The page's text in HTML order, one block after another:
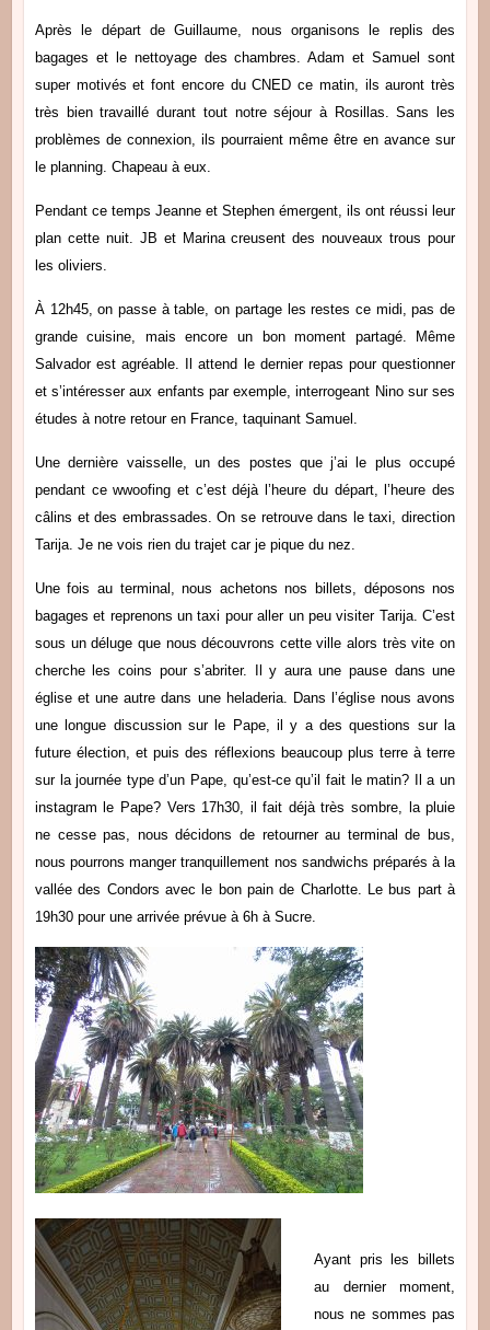
Après le départ de Guillaume, nous organisons le replis des
bagages et le nettoyage des chambres. Adam et Samuel sont
super motivés et font encore du CNED ce matin, ils auront très
très bien travaillé durant tout notre séjour à Rosillas. Sans les
problèmes de connexion, ils pourraient même être en avance sur
le planning. Chapeau à eux.
Pendant ce temps Jeanne et Stephen émergent, ils ont réussi leur
plan cette nuit. JB et Marina creusent des nouveaux trous pour
les oliviers.
À 12h45, on passe à table, on partage les restes ce midi, pas de
grande cuisine, mais encore un bon moment partagé. Même
Salvador est agréable. Il attend le dernier repas pour questionner
et s’intéresser aux enfants par exemple, interrogeant Nino sur ses
études à notre retour en France, taquinant Samuel.
Une dernière vaisselle, un des postes que j’ai le plus occupé
pendant ce wwoofing et c’est déjà l’heure du départ, l’heure des
câlins et des embrassades. On se retrouve dans le taxi, direction
Tarija. Je ne vois rien du trajet car je pique du nez.
Une fois au terminal, nous achetons nos billets, déposons nos
bagages et reprenons un taxi pour aller un peu visiter Tarija. C’est
sous un déluge que nous découvrons cette ville alors très vite on
cherche les coins pour s’abriter. Il y aura une pause dans une
église et une autre dans une heladeria. Dans l’église nous avons
une longue discussion sur le Pape, il y a des questions sur la
future élection, et puis des réflexions beaucoup plus terre à terre
sur la journée type d’un Pape, qu’est-ce qu’il fait le matin? Il a un
instagram le Pape? Vers 17h30, il fait déjà très sombre, la pluie
ne cesse pas, nous décidons de retourner au terminal de bus,
nous pourrons manger tranquillement nos sandwichs préparés à la
vallée des Condors avec le bon pain de Charlotte. Le bus part à
19h30 pour une arrivée prévue à 6h à Sucre.
Ayant pris les billets
au dernier moment,
nous ne sommes pas